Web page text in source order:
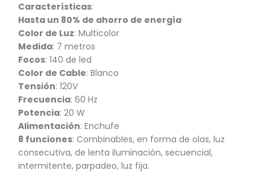
Características:
Hasta un 80% de ahorro de energía
Color de Luz: Multicolor
Medida: 7 metros
Focos: 140 de led
Color de Cable: Blanco
Tensión: 120V
Frecuencia: 60 Hz
Potencia: 20 W
Alimentación: Enchufe
8 funciones: Combinables, en forma de olas, luz
consecutiva, de lenta iluminación, secuencial,
intermitente, parpadeo, luz fija.